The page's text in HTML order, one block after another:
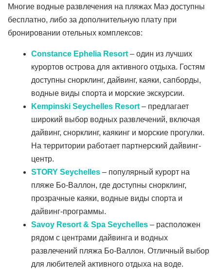
Многие водные развлечения на пляжах Маэ доступны
бесплатно, либо за дополнительную плату при
бронировании отельных комплексов:
Constance Ephelia Resort – один из лучших
курортов острова для активного отдыха. Гостям
доступны снорклинг, дайвинг, каяки, сапборды,
водные виды спорта и морские экскурсии.
Kempinski Seychelles Resort – предлагает
широкий выбор водных развлечений, включая
дайвинг, снорклинг, каякинг и морские прогулки.
На территории работает партнерский дайвинг-
центр.
STORY Seychelles – популярный курорт на
пляже Бо-Валлон, где доступны снорклинг,
прозрачные каяки, водные виды спорта и
дайвинг-программы.
Savoy Resort & Spa Seychelles – расположен
рядом с центрами дайвинга и водных
развлечений пляжа Бо-Валлон. Отличный выбор
для любителей активного отдыха на воде.